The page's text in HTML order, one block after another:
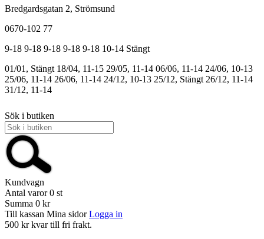
Bredgardsgatan 2, Strömsund
0670-102 77
9-18 9-18 9-18 9-18 9-18 10-14 Stängt
01/01, Stängt 18/04, 11-15 29/05, 11-14 06/06, 11-14 24/06, 10-13
25/06, 11-14 26/06, 11-14 24/12, 10-13 25/12, Stängt 26/12, 11-14
31/12, 11-14
Sök i butiken
Kundvagn
Antal varor 0 st
Summa 0 kr
Till kassan Mina sidor Logga in
500 kr kvar till fri frakt.